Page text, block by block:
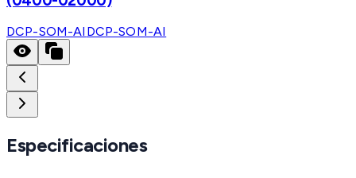
DCP-SOM-AI DCP-SOM-AI
Especificaciones